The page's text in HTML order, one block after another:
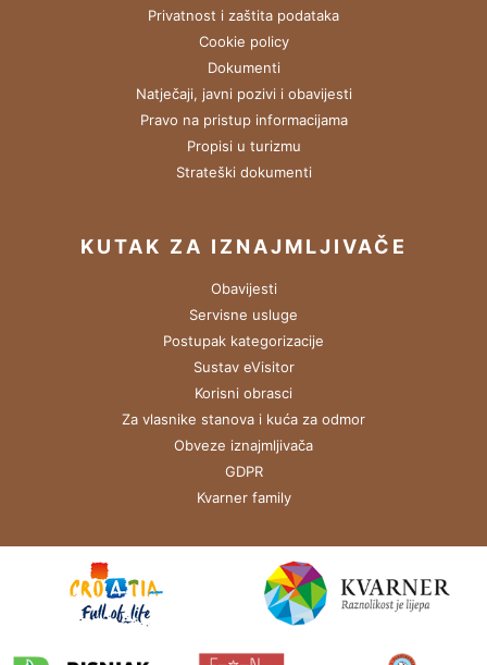
Privatnost i zaštita podataka
Cookie policy
Dokumenti
Natječaji, javni pozivi i obavijesti
Pravo na pristup informacijama
Propisi u turizmu
Strateški dokumenti
KUTAK ZA IZNAJMLJIVAČE
Obavijesti
Servisne usluge
Postupak kategorizacije
Sustav eVisitor
Korisni obrasci
Za vlasnike stanova i kuća za odmor
Obveze iznajmljivača
GDPR
Kvarner family